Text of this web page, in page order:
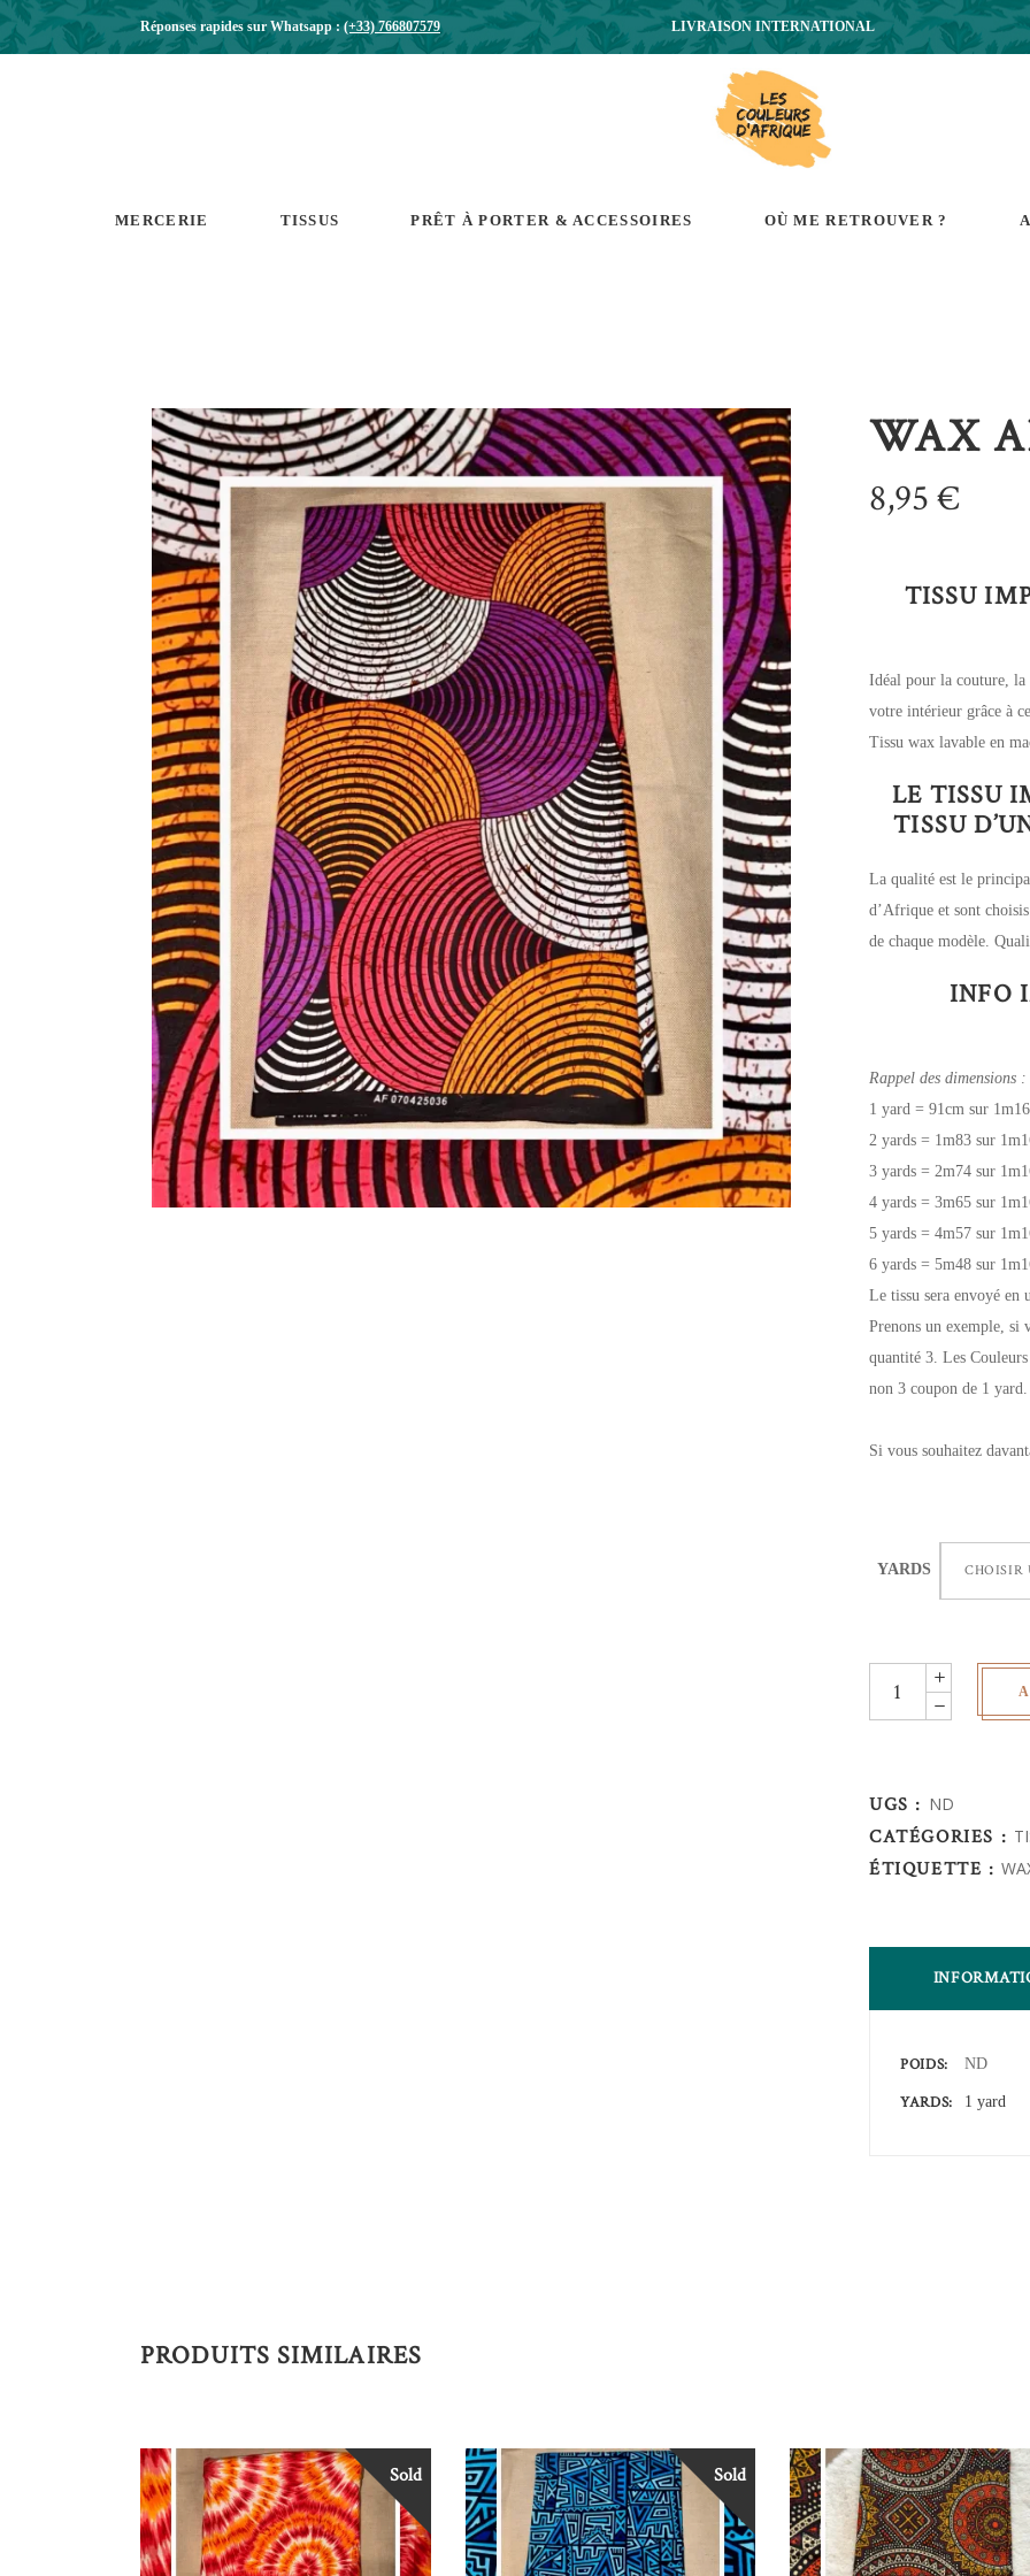
Réponses rapides sur Whatsapp :(+33) 766807579 LIVRAISON INTERNATIONAL
MERCERIE TISSUS PRÊT À PORTER & ACCESSOIRES OÙ ME RETROUVER ?
WAX
8,95€
TISSU
Idéal pour la couture, la
votre intérieur grâce à
Tissu wax lavable en
LE TISSU
TISSU
La qualité est le
d’Afrique et sont
de chaque modèle.
INFO
Rappel des dimensions :
1 yard = 91cm sur 1m16
2 yards = 1m83 sur
3 yards = 2m74 sur
4 yards = 3m65 sur
5 yards = 4m57 sur
6 yards = 5m48 sur
Le tissu sera envoyé en
Prenons un exemple, si
quantité 3. Les
non 3 coupon de 1 yard.
Si vous souhaitez
YARDS CHOISIR
UGS : ND
CATÉGORIES :
ÉTIQUETTE :
POIDS ND
YARDS 1 yard
PRODUITS SIMILAIRES
Sold Sold